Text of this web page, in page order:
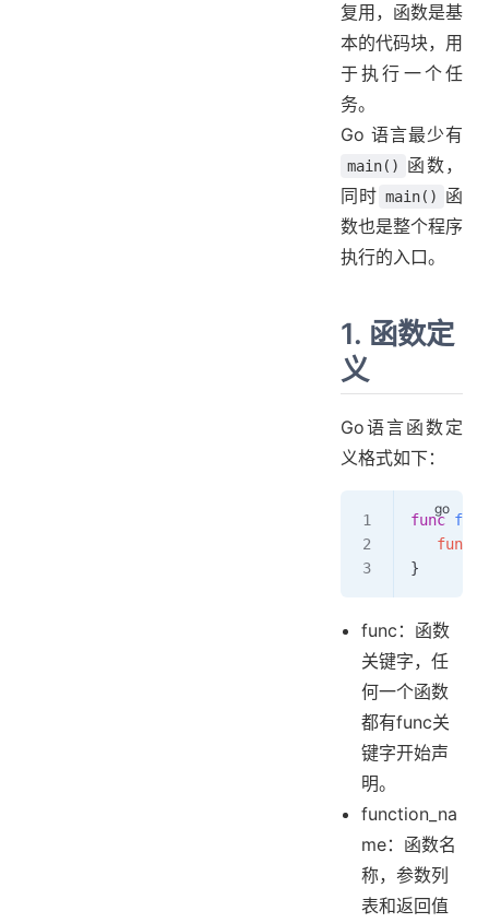
4.2 函数闭包
复用，函数是基
本的代码块，用
于执行一个任
务。
Go 语言最少有
main()
函数，
同时 main()
函
数也是整个程序
执行的入口。
1. 函数定
义
Go语言函数定
义格式如下：
func
}
func：函数
关键字，任
何一个函数
都有func关
键字开始声
明。
function_na
me：函数名
称，参数列
表和返回值